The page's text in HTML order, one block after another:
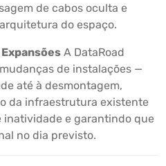
de cabos oculta e
do espaço.
A DataRoad
de instalações —
até à desmontagem,
da infraestrutura existente
inatividade e garantindo que
no dia previsto.